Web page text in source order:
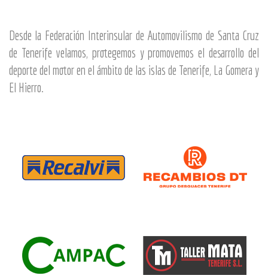
Desde la Federación Interinsular de Automovilismo de Santa Cruz
de Tenerife velamos, protegemos y promovemos el desarrollo del
deporte del motor en el ámbito de las islas de Tenerife, La Gomera y
El Hierro.